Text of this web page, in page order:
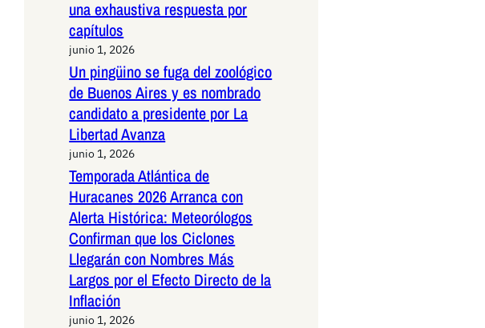
una exhaustiva respuesta por
capítulos
junio 1, 2026
Un pingüino se fuga del zoológico
de Buenos Aires y es nombrado
candidato a presidente por La
Libertad Avanza
junio 1, 2026
Temporada Atlántica de
Huracanes 2026 Arranca con
Alerta Histórica: Meteorólogos
Confirman que los Ciclones
Llegarán con Nombres Más
Largos por el Efecto Directo de la
Inflación
junio 1, 2026